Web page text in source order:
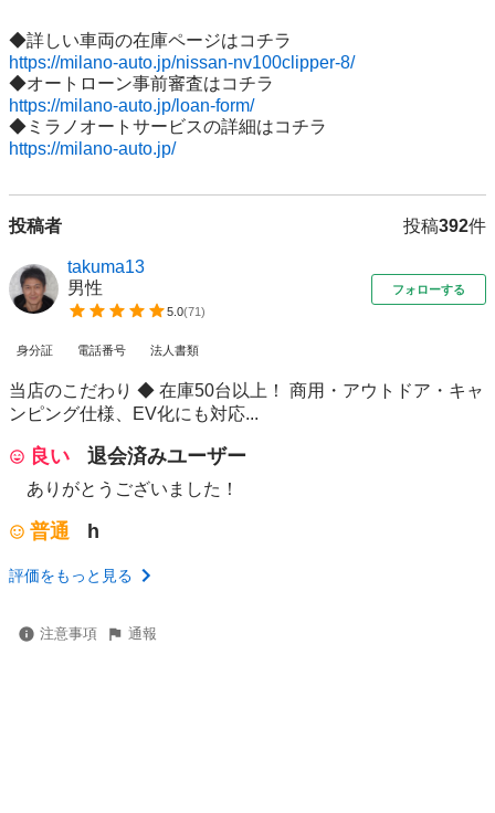
https://milano-auto.jp/nissan-nv100clipper-8/
https://milano-auto.jp/loan-form/
https://milano-auto.jp/
投稿者 投稿392件
takuma13
男性
5.0(71)
フォローする
身分証 電話番号 法人書類
当店のこだわり ◆ 在庫50台以上！ 商用・アウトドア・キャ
ンピング仕様、EV化にも対応...
良い 退会済みユーザー
ありがとうございました！
普通 h
評価をもっと見る
注意事項 通報